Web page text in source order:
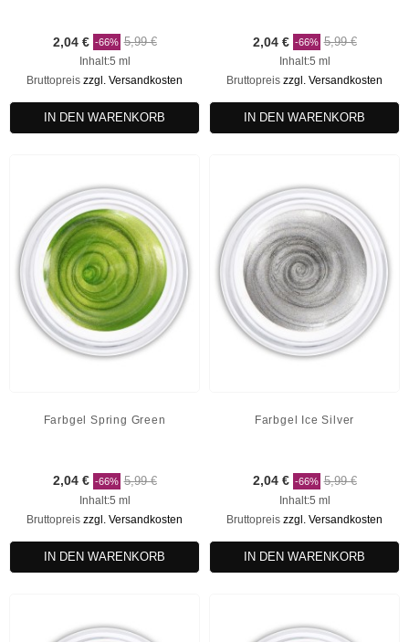
2,04 € -66% 5,99 €
Inhalt:5 ml
Bruttopreis zzgl. Versandkosten
IN DEN WARENKORB
2,04 € -66% 5,99 €
Inhalt:5 ml
Bruttopreis zzgl. Versandkosten
IN DEN WARENKORB
Farbgel Spring Green
2,04 € -66% 5,99 €
Inhalt:5 ml
Bruttopreis zzgl. Versandkosten
IN DEN WARENKORB
Farbgel Ice Silver
2,04 € -66% 5,99 €
Inhalt:5 ml
Bruttopreis zzgl. Versandkosten
IN DEN WARENKORB